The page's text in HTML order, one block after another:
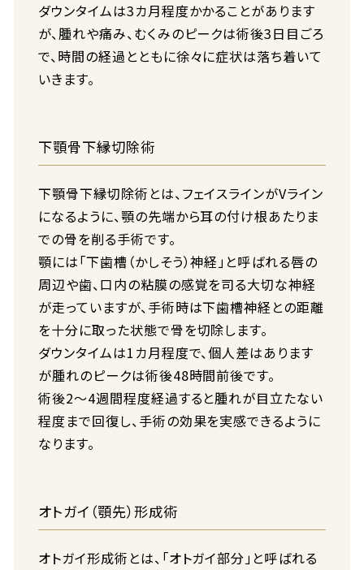
ダウンタイムは3カ月程度かかることがあります
が、腫れや痛み、むくみのピークは術後3日目ごろ
で、時間の経過とともに徐々に症状は落ち着いて
いきます。
下顎骨下縁切除術
下顎骨下縁切除術とは、フェイスラインがVライン
になるように、顎の先端から耳の付け根あたりま
での骨を削る手術です。
顎には「下歯槽（かしそう）神経」と呼ばれる唇の
周辺や歯、口内の粘膜の感覚を司る大切な神経
が走っていますが、手術時は下歯槽神経との距離
を十分に取った状態で骨を切除します。
ダウンタイムは1カ月程度で、個人差はあります
が腫れのピークは術後48時間前後です。
術後2～4週間程度経過すると腫れが目立たない
程度まで回復し、手術の効果を実感できるように
なります。
オトガイ（顎先）形成術
オトガイ形成術とは、「オトガイ部分」と呼ばれる